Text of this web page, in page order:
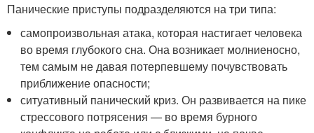
Панические приступы подразделяются на три типа:
самопроизвольная атака, которая настигает человека
во время глубокого сна. Она возникает молниеносно,
тем самым не давая потерпевшему почувствовать
приближение опасности;
ситуативный панический криз. Он развивается на пике
стрессового потрясения — во время бурного